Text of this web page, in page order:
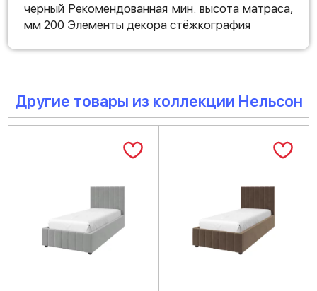
черный Рекомендованная мин. высота матраса,
мм 200 Элементы декора стёжкография
Другие товары из коллекции Нельсон